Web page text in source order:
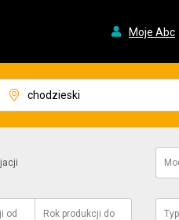
Moje Abc
od Rok produkcji do